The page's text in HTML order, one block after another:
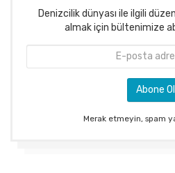
Denizcilik dünyası ile ilgili
almak için bültenimize
Merak etmeyin, spam